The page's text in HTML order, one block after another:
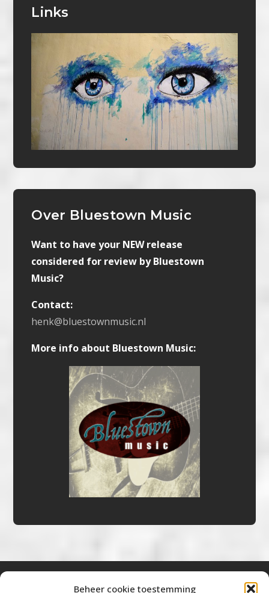
Beheer cookie toestemming
Links
Over Bluestown Music
Want to have your NEW release
considered for review by Bluestown
Music?
Contact:
henk@bluestownmusic.nl
More info about Bluestown Music: